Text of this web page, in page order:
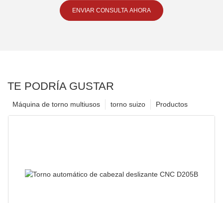
ENVIAR CONSULTA AHORA
TE PODRÍA GUSTAR
Productos
torno suizo
Máquina de torno multiusos